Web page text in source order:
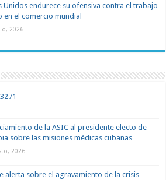
Unidos endurece su ofensiva contra el trabajo
en el comercio mundial
2026
de la ASIC al presidente electo de
sobre las misiones médicas cubanas
2026
alerta sobre el agravamiento de la crisis